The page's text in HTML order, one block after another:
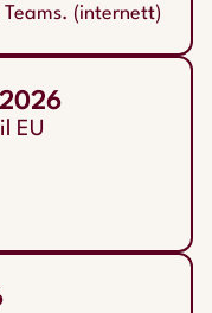
(internett)
EU